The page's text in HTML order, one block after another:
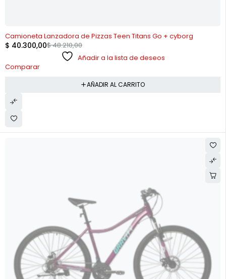
Camioneta Lanzadora de Pizzas Teen Titans Go + cyborg
$48.210,00
$ 40.300,00
Añadir a la lista de deseos
Comparar
AÑADIR AL CARRITO